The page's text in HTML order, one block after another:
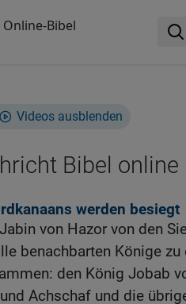
Bibel
Videos ausblenden
Bibel online
werden besiegt
von Hazor von den
benachbarten Könige
den König Jobab
Achschaf und die